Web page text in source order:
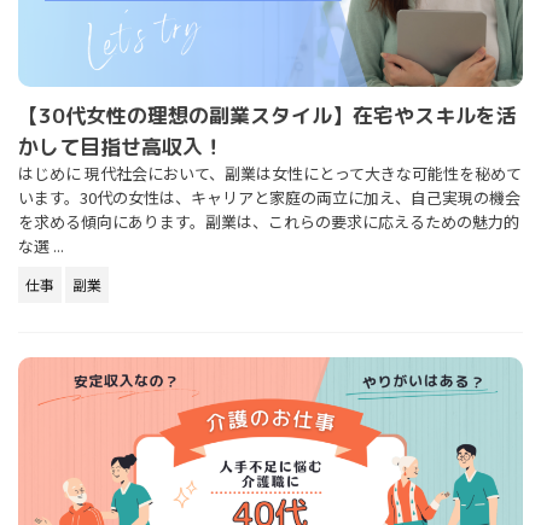
【30代女性の理想の副業スタイル】在宅やスキルを活
かして目指せ高収入！
はじめに 現代社会において、副業は女性にとって大きな可能性を秘めて
います。30代の女性は、キャリアと家庭の両立に加え、自己実現の機会
を求める傾向にあります。副業は、これらの要求に応えるための魅力的
な選 ...
仕事 副業